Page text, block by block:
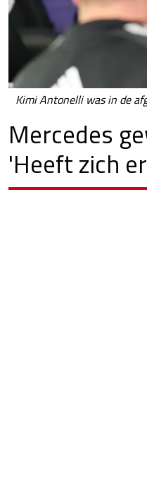
Kimi Antonelli was in de
Mercedes
'Heeft zich